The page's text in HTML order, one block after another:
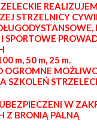
STRZELNICY
SPORTOWE
m, 50 m, 25 m.
OGROMNE
SZKOLEŃ
W
Z BRONIĄ PALNĄ